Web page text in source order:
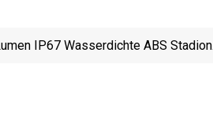
IP67 Wasserdichte ABS Stadion